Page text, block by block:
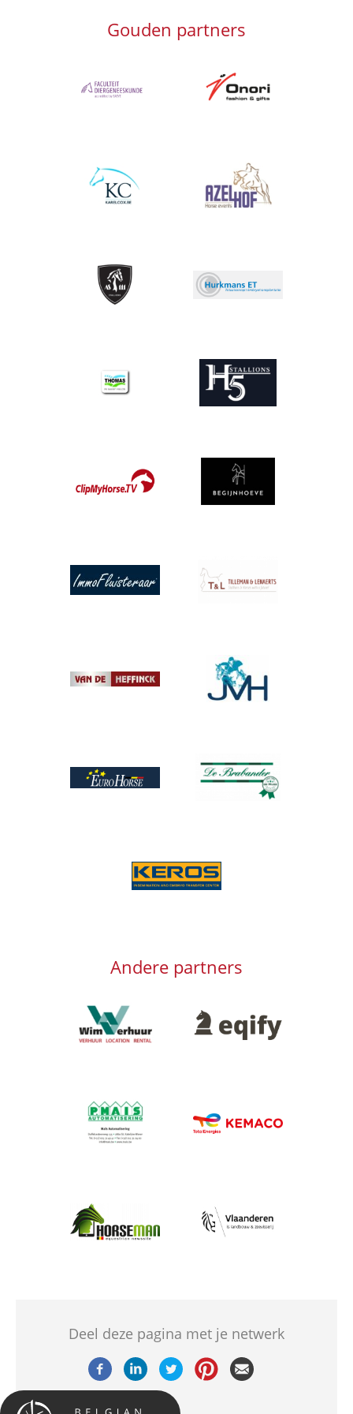
Gouden partners
Afbeelding Afbeelding
Afbeelding Afbeelding
Afbeelding
Afbeelding
Afbeelding
Afbeelding
Afbeelding Afbeelding
Afbeelding
Afbeelding
Afbeelding
Afbeelding
Afbeelding
Andere partners
Afbeelding Afbeelding
Afbeelding
Afbeelding
Afbeelding Afbeelding
Deel deze pagina met je netwerk